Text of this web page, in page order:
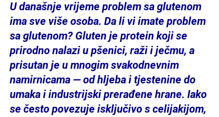
U današnje vrijeme problem sa glutenom
ima sve više osoba. Da li vi imate problem
sa glutenom? Gluten je protein koji se
prirodno nalazi u pšenici, raži i ječmu, a
prisutan je u mnogim svakodnevnim
namirnicama — od hljeba i tjestenine do
umaka i industrijski prerađene hrane. Iako
se često povezuje isključivo s celijakijom,